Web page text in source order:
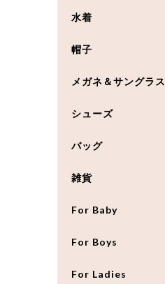
水着
帽子
メガネ＆サングラス
シューズ
バッグ
雑貨
For Baby
For Boys
For Ladies